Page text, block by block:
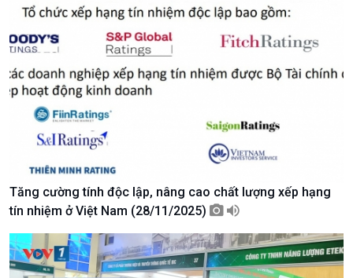
Xã hội chuyển động
Bước chân đến trường
Tăng cường tính độc lập, nâng cao chất lượng xếp hạng
tín nhiệm ở Việt Nam (28/11/2025)